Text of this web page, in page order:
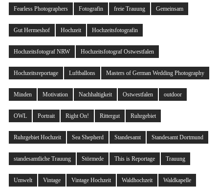
Fearless Photographers Fotografin freie Trauung Gemeinsam
Gut Hermeshof Hochzeit Hochzeitsfotografin
Hochzeitsfotograf NRW Hochzeitsfotograf Ostwestfalen
Hochzeitsreportage Luftballons Masters of German Wedding Photography
Minden Motivation Nachhaltigkeit Ostwestfalen outdoor
OWL Portrait Right On! Rittergut Ruhrgebiet
Ruhrgebiet Hochzeit Sea Shepherd Standesamt Standesamt Dortmund
standesamtliche Trauung Störmede This is Reportage Trauung
Umwelt Vintage Vintage Hochzeit Waldhochzeit Waldkapelle